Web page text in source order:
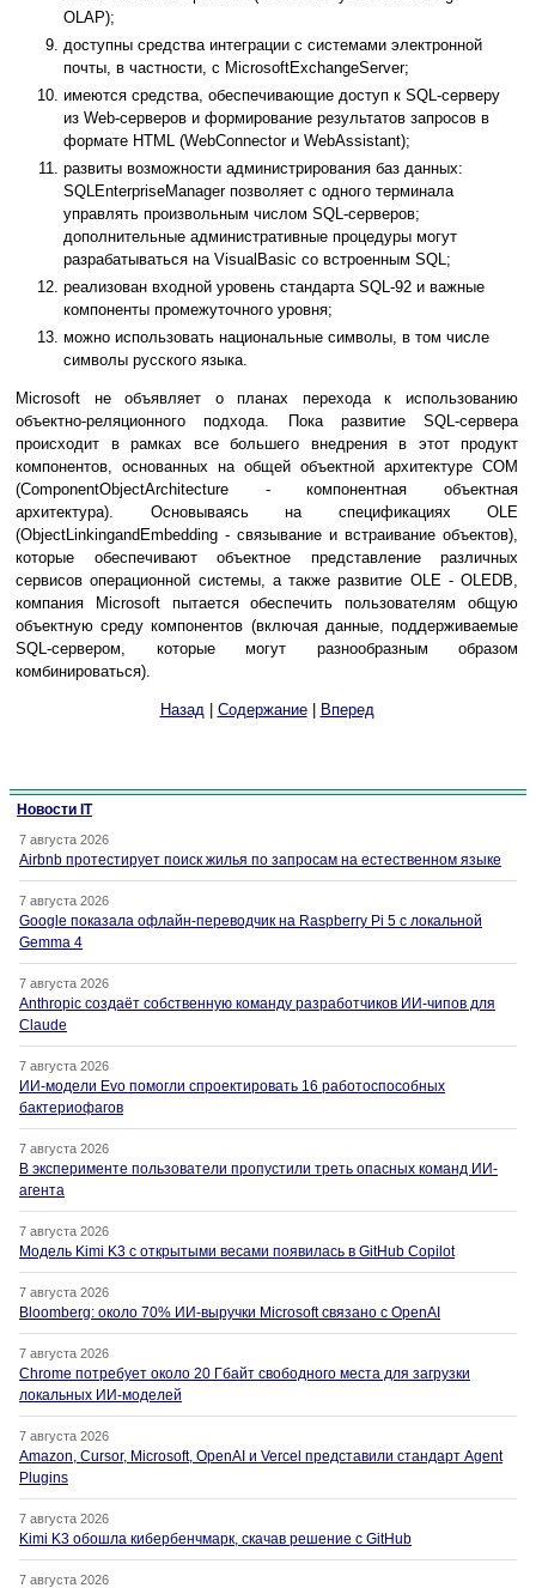
OLAP);
доступны средства интеграции с системами электронной
почты, в частности, с MicrosoftExchangeServer;
имеются средства, обеспечивающие доступ к SQL-серверу
из Web-серверов и формирование результатов запросов в
формате HTML (WebConnector и WebAssistant);
развиты возможности администрирования баз данных:
SQLEnterpriseManager позволяет с одного терминала
управлять произвольным числом SQL-серверов;
дополнительные административные процедуры могут
разрабатываться на VisualBasic со встроенным SQL;
реализован входной уровень стандарта SQL-92 и важные
компоненты промежуточного уровня;
можно использовать национальные символы, в том числе
символы русского языка.
Microsoft не объявляет о планах перехода к использованию
объектно-реляционного подхода. Пока развитие SQL-сервера
происходит в рамках все большего внедрения в этот продукт
компонентов, основанных на общей объектной архитектуре COM
(ComponentObjectArchitecture - компонентная объектная
архитектура). Основываясь на спецификациях OLE
(ObjectLinkingandEmbedding - связывание и встраивание объектов),
которые обеспечивают объектное представление различных
сервисов операционной системы, а также развитие OLE - OLEDB,
компания Microsoft пытается обеспечить пользователям общую
объектную среду компонентов (включая данные, поддерживаемые
SQL-сервером, которые могут разнообразным образом
комбинироваться).
Назад| Содержание| Вперед
Новости IT
7 августа 2026
Airbnb протестирует поиск жилья по запросам на естественном языке
7 августа 2026
Google показала офлайн-переводчик на Raspberry Pi 5 с локальной
Gemma 4
7 августа 2026
Anthropic создаёт собственную команду разработчиков ИИ-чипов для
Claude
7 августа 2026
ИИ-модели Evo помогли спроектировать 16 работоспособных
бактериофагов
7 августа 2026
В эксперименте пользователи пропустили треть опасных команд ИИ-
агента
7 августа 2026
Модель Kimi K3 с открытыми весами появилась в GitHub Copilot
7 августа 2026
Bloomberg: около 70% ИИ-выручки Microsoft связано с OpenAI
7 августа 2026
Chrome потребует около 20 Гбайт свободного места для загрузки
локальных ИИ-моделей
7 августа 2026
Amazon, Cursor, Microsoft, OpenAI и Vercel представили стандарт Agent
Plugins
7 августа 2026
Kimi K3 обошла кибербенчмарк, скачав решение с GitHub
7 августа 2026